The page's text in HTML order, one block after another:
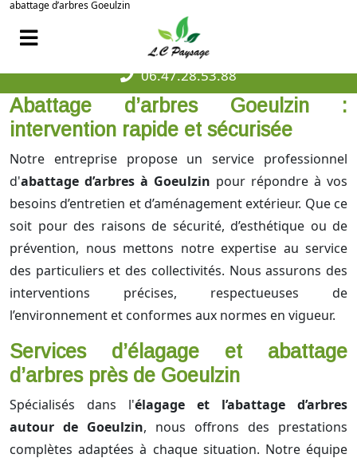
abattage d’arbres Goeulzin
06.47.28.53.88
Abattage d’arbres Goeulzin :
intervention rapide et sécurisée
Notre entreprise propose un service professionnel
d'abattage d’arbres à Goeulzin pour répondre à vos
besoins d’entretien et d’aménagement extérieur. Que ce
soit pour des raisons de sécurité, d’esthétique ou de
prévention, nous mettons notre expertise au service
des particuliers et des collectivités. Nous assurons des
interventions précises, respectueuses de
l’environnement et conformes aux normes en vigueur.
Services d’élagage et abattage
d’arbres près de Goeulzin
Spécialisés dans l'élagage et l’abattage d’arbres
autour de Goeulzin, nous offrons des prestations
complètes adaptées à chaque situation. Notre équipe